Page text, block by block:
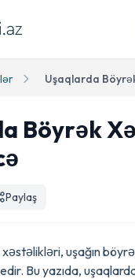
Böyrək
Paylaş
uşağın
Bu yazıda,